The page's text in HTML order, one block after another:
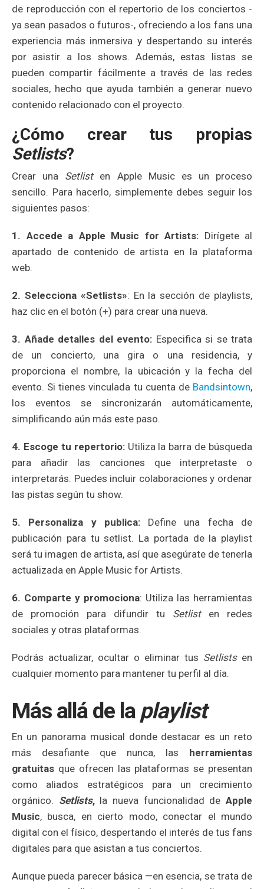
de reproducción con el repertorio de los conciertos -
ya sean pasados o futuros-, ofreciendo a los fans una
experiencia más inmersiva y despertando su interés
por asistir a los shows. Además, estas listas se
pueden compartir fácilmente a través de las redes
sociales, hecho que ayuda también a generar nuevo
contenido relacionado con el proyecto.
¿Cómo crear tus propias
Setlists?
Crear una Setlisten Apple Music es un proceso
sencillo. Para hacerlo, simplemente debes seguir los
siguientes pasos:
1. Accede a Apple Music for Artists: Dirígete al
apartado de contenido de artista en la plataforma
web.
2. Selecciona «Setlists»: En la sección de playlists,
haz clic en el botón (+) para crear una nueva.
3. Añade detalles del evento: Especifica si se trata
de un concierto, una gira o una residencia, y
proporciona el nombre, la ubicación y la fecha del
evento. Si tienes vinculada tu cuenta de Bandsintown,
los eventos se sincronizarán automáticamente,
simplificando aún más este paso.
4. Escoge tu repertorio:Utiliza la barra de búsqueda
para añadir las canciones que interpretaste o
interpretarás. Puedes incluir colaboraciones y ordenar
las pistas según tu show.
5. Personaliza y publica:Define una fecha de
publicación para tu setlist. La portada de la playlist
será tu imagen de artista, así que asegúrate de tenerla
actualizada en Apple Music for Artists.
6. Comparte y promociona: Utiliza las herramientas
de promoción para difundir tu Setlisten redes
sociales y otras plataformas.
Podrás actualizar, ocultar o eliminar tus Setlistsen
cualquier momento para mantener tu perfil al día.
Más allá de la playlist
En un panorama musical donde destacar es un reto
más desafiante que nunca, las herramientas
gratuitas que ofrecen las plataformas se presentan
como aliados estratégicos para un crecimiento
orgánico. Setlists, la nueva funcionalidad de Apple
Music, busca, en cierto modo, conectar el mundo
digital con el físico, despertando el interés de tus fans
digitales para que asistan a tus conciertos.
Aunque pueda parecer básica —en esencia, se trata de